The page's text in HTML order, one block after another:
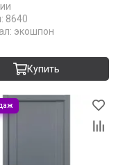
8640
экошпон
Купить